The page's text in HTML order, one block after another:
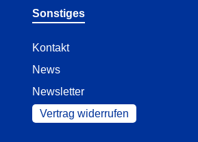
Sonstiges
Kontakt
News
Newsletter
Vertrag widerrufen